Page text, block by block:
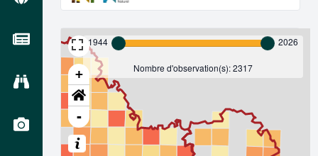
+
-
1944 2026
Nombre d'observation(s): 2317